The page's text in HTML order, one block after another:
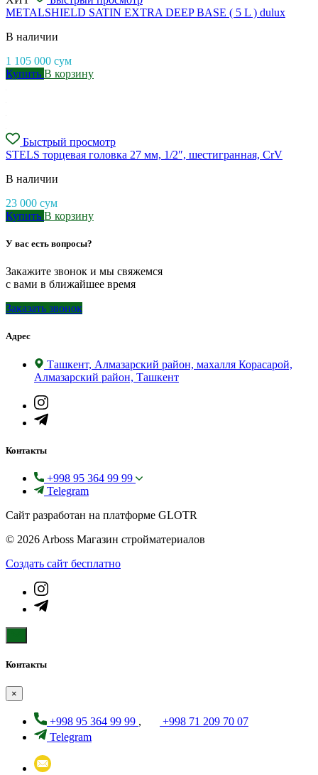
METALSHIELD SATIN EXTRA DEEP BASE ( 5 L ) dulux
В наличии
1 105 000 сум
Купить В корзину
Быстрый просмотр
STELS торцевая головка 27 мм, 1/2″, шестигранная, CrV
В наличии
23 000 сум
Купить В корзину
У вас есть вопросы?
Закажите звонок и мы свяжемся
с вами в ближайшее время
Заказать звонок
Адрес
Ташкент, Алмазарский район, махалля Корасарой,
Алмазарский район, Ташкент
Контакты
+998 95 364 99 99
Telegram
Сайт разработан на платформе GLOTR
© 2026 Arboss Магазин стройматериалов
Создать cайт бесплатно
Контакты
×
+998 95 364 99 99 ,
+998 71 209 70 07
Telegram